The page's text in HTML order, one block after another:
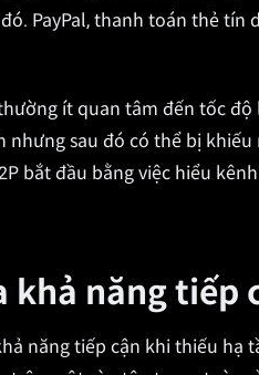
PayPal, thanh toán thẻ tín
ít quan tâm đến tốc
sau đó có thể bị
bắt đầu bằng việc hiểu
khả năng
năng tiếp cận khi thiếu hạ